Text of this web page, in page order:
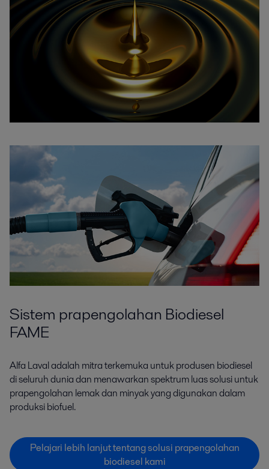
Sistem prapengolahan Biodiesel
FAME
Alfa Laval adalah mitra terkemuka untuk produsen biodiesel
di seluruh dunia dan menawarkan spektrum luas solusi untuk
prapengolahan lemak dan minyak yang digunakan dalam
produksi biofuel.
Pelajari lebih lanjut tentang solusi prapengolahan
biodiesel kami